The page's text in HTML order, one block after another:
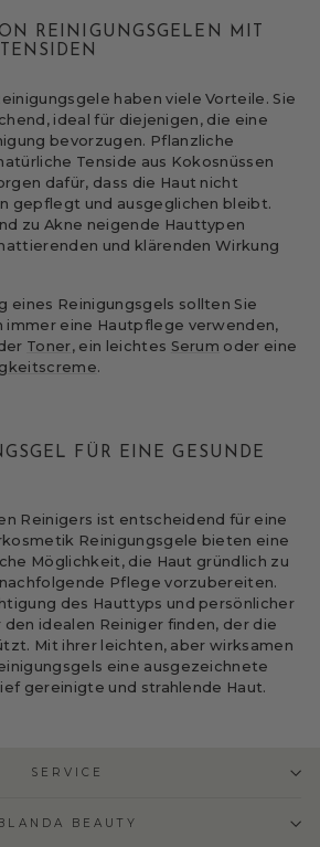
REINIGUNGSGELEN MIT
haben viele Vorteile. Sie
ideal für diejenigen, die eine
bevorzugen. Pflanzliche
Tenside aus Kokosnüssen
dafür, dass die Haut nicht
gepflegt und ausgeglichen bleibt.
zu Akne neigende Hauttypen
und klärenden Wirkung
eines Reinigungsgels sollten Sie
immer eine Hautpflege verwenden,
Toner, ein leichtes Serum oder eine
.
FÜR EINE GESUNDE
Reinigers ist entscheidend für eine
Reinigungsgele bieten eine
Möglichkeit, die Haut gründlich zu
Pflege vorzubereiten.
des Hauttyps und persönlicher
idealen Reiniger finden, der die
Mit ihrer leichten, aber wirksamen
eine ausgezeichnete
gereinigte und strahlende Haut.
SERVICE
BEAUTY